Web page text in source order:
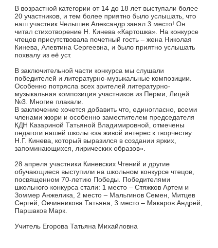
В возрастной категории от 14 до 18 лет выступали более
20 участников, и тем более приятно было услышать, что
наш участник Челышев Александр занял 3 место! Он
читал стихотворение Н. Кинева «Картошка». На конкурсе
чтецов присутствовала почетный гость – жена Николая
Кинева, Алевтина Сергеевна, и было приятно услышать
похвалу из её уст.
В заключительной части конкурса мы слушали
победителей и литературно-музыкальные композиции.
Особенно потрясла всех зрителей литературно-
музыкальная композиция участников из Перми, Лицей
№3. Многие плакали.
В заключение хочется добавить что, единогласно, всеми
членами жюри и особенно заместителем председателя
КДН Казариной Татьяной Владимировной, отмечены
педагоги нашей школы «за живой интерес к творчеству
Н.Г. Кинева, который выразился в создании ярких,
запоминающихся, лирических образов».
28 апреля участники Киневских Чтений и другие
обучающиеся выступили на школьном конкурсе чтецов,
посвященном 70-летию Победы. Победителями
школьного конкурса стали: 1 место – Стяжков Артем и
Зоммер Анжелика, 2 место – Мальгинов Семен, Митцев
Сергей, Овчинникова Татьяна, 3 место – Макаров Андрей,
Паршаков Марк.
Учитель Егорова Татьяна Михайловна